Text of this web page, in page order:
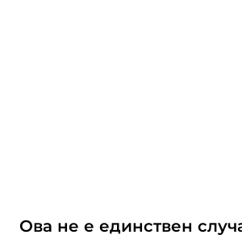
Ова не е единствен